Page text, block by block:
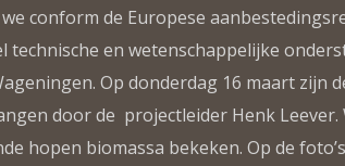
conform de Europese
en wetenschappelijke
Op donderdag 16 maart zijn
door de projectleider Henk
hopen biomassa bekeken. Op de